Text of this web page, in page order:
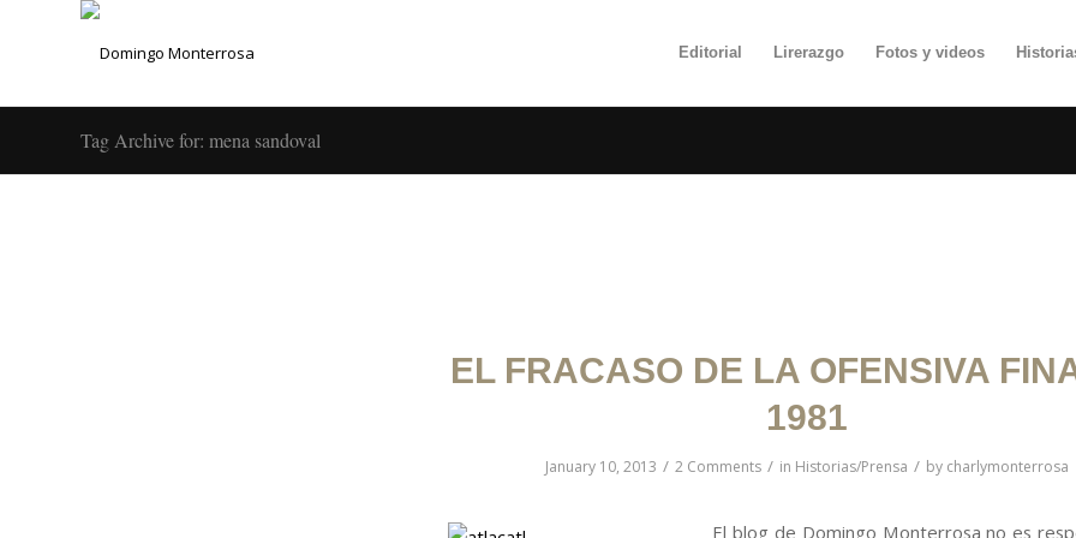
Editorial Lirerazgo Fotos y videos
Tag Archive for: mena sandoval
EL FRACASO DE LA OFENSIVA
1981
January 10, 2013 / 2 Comments / in Historias/Prensa / by charlymonterrosa
El blog de Domingo Monterrosa no es